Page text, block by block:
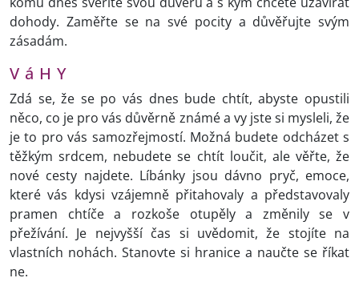
dohody. Zaměřte se na své pocity a důvěřujte svým
zásadám.
V á H Y
Zdá se, že se po vás dnes bude chtít, abyste opustili
něco, co je pro vás důvěrně známé a vy jste si mysleli, že
je to pro vás samozřejmostí. Možná budete odcházet s
těžkým srdcem, nebudete se chtít loučit, ale věřte, že
nové cesty najdete. Líbánky jsou dávno pryč, emoce,
které vás kdysi vzájemně přitahovaly a představovaly
pramen chtíče a rozkoše otupěly a změnily se v
přežívání. Je nejvyšší čas si uvědomit, že stojíte na
vlastních nohách. Stanovte si hranice a naučte se říkat
ne.